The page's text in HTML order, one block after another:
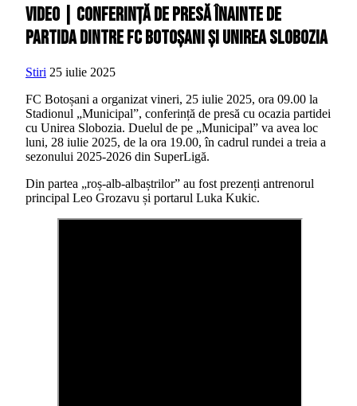
VIDEO | Conferință de presă înainte de
partida dintre FC Botoșani și Unirea Slobozia
Stiri 25 iulie 2025
FC Botoșani a organizat vineri, 25 iulie 2025, ora 09.00 la
Stadionul „Municipal”, conferință de presă cu ocazia partidei
cu Unirea Slobozia. Duelul de pe „Municipal” va avea loc
luni, 28 iulie 2025, de la ora 19.00, în cadrul rundei a treia a
sezonului 2025-2026 din SuperLigă.
Din partea „roș-alb-albaștrilor” au fost prezenți antrenorul
principal Leo Grozavu și portarul Luka Kukic.